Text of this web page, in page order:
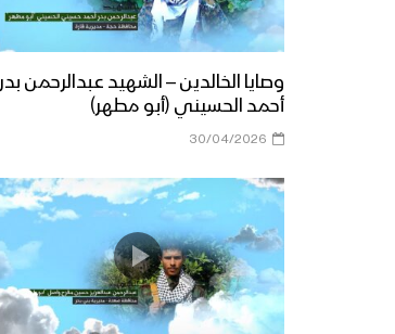
وصايا الخالدين – الشهيد عبدالرحمن بدر
أحمد الحسيني (أبو مطهر)
30/04/2026